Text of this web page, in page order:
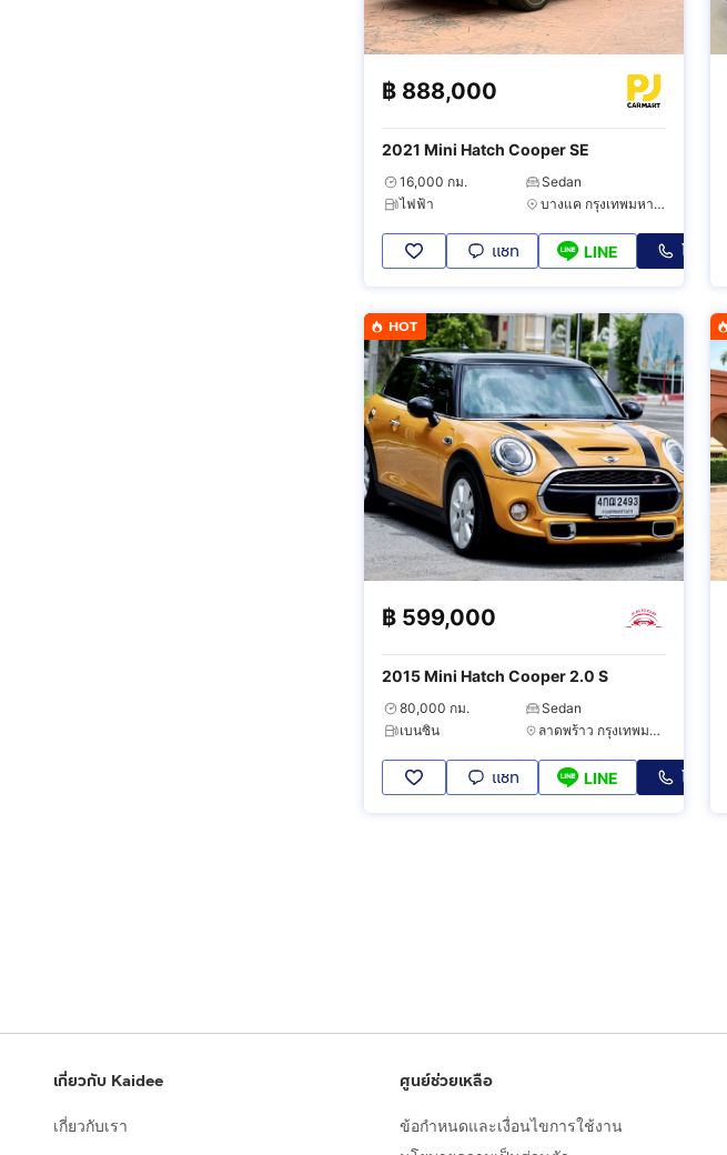
฿ 888,000
2021 Mini Hatch Cooper SE
16,000 กม.
Sedan
ไฟฟ้า
บางแค กรุงเทพมหานคร
แชท LINE โทร
HOT
฿ 599,000
2015 Mini Hatch Cooper 2.0 S
80,000 กม.
Sedan
เบนซิน
ลาดพร้าว กรุงเทพมหานคร
แชท LINE โทร
เกี่ยวกับ Kaidee
เกี่ยวกับเรา
ศูนย์ช่วยเหลือ
ข้อกำหนดและเงื่อนไขการใช้งาน